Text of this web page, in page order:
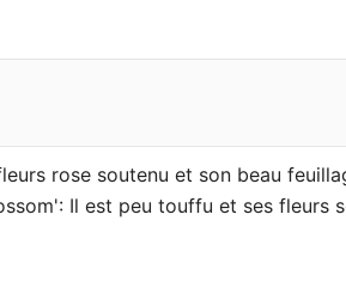
rose soutenu et son beau
Il est peu touffu et ses fleurs